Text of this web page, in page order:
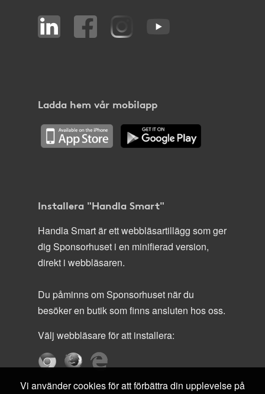
Ladda hem vår mobilapp
Installera "Handla Smart"
Handla Smart är ett webbläsartillägg som ger
dig Sponsorhuset i en minifierad version,
direkt i webbläsaren.
Du påminns om Sponsorhuset när du
besöker en butik som finns ansluten hos oss.
Välj webbläsare för att installera:
Vi använder cookies för att förbättra din upplevelse på